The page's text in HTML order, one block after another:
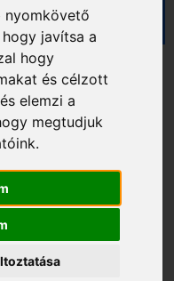
nyomkövető
javítsa a
hogy
és célzott
elemzi a
megtudjuk
Kesztyűk